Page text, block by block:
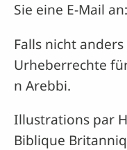
Sie eine E-Mail an:
Falls nicht
Urheberrechte
n Arebbi.
Illustrations par
Biblique